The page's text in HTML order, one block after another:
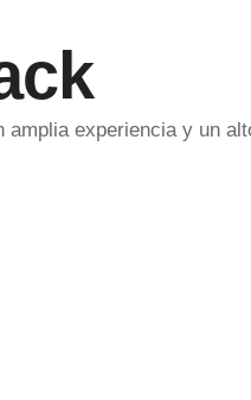
experiencia y un